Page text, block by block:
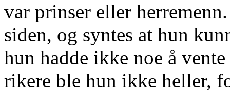
var prinser eller
siden, og syntes at hun
hun hadde ikke noe å
rikere ble hun ikke heller,